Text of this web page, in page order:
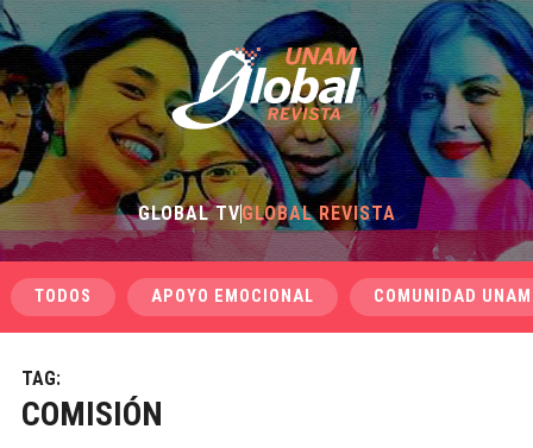
GLOBAL TVGLOBAL REVISTA
TODOS APOYO EMOCIONAL COMUNIDAD UNAM
TAG:
COMISIÓN